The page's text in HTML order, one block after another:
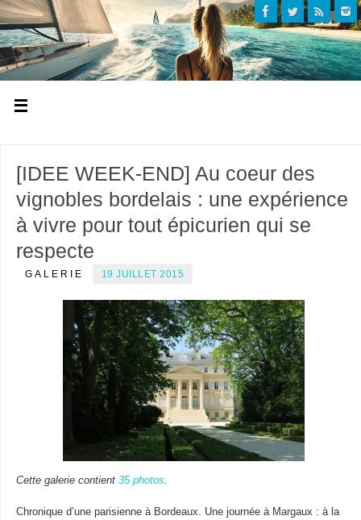
[IDEE WEEK-END] Au coeur des
vignobles bordelais : une expérience
à vivre pour tout épicurien qui se
respecte
GALERIE 19 JUILLET 2015
Cette galerie contient 35 photos.
Chronique d’une parisienne à Bordeaux. Une journée à Margaux : à la